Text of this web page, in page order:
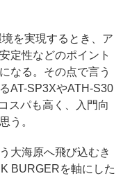
を実現するとき、ア
定性などのポイント
なる。その点で言う
AT-SP3XやATH-S30
スパも高く、入門向
う。
大海原へ飛び込むき
BURGERを軸にした